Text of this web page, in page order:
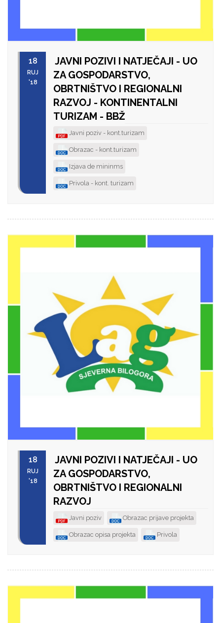
18
RUJ
'18
JAVNI POZIVI I NATJEČAJI - UO
ZA GOSPODARSTVO,
OBRTNIŠTVO I REGIONALNI
RAZVOJ - KONTINENTALNI
TURIZAM - BBŽ
Javni poziv - kont.turizam
Obrazac - kont.turizam
Izjava de mininms
Privola - kont. turizam
18
RUJ
'18
JAVNI POZIVI I NATJEČAJI - UO
ZA GOSPODARSTVO,
OBRTNIŠTVO I REGIONALNI
RAZVOJ
Javni poziv Obrazac prijave projekta
Obrazac opisa projekta Privola